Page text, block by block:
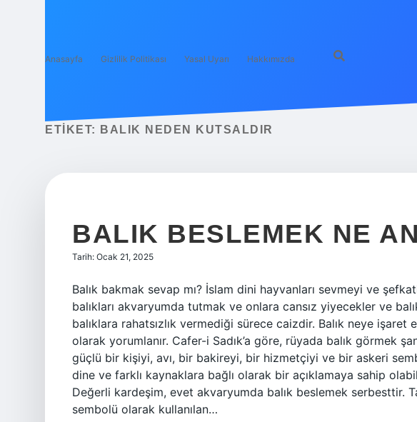
Anasayfa Gizlilik Politikası Yasal Uyarı Hakkımızda
ETIKET: BALIK NEDEN KUTSALDIR
BALIK BESLEMEK NE
Tarih: Ocak 21, 2025
Balık bakmak sevap mı? İslam dini hayvanları sevmeyi ve
balıkları akvaryumda tutmak ve onlara cansız yiyecekler ve
balıklara rahatsızlık vermediği sürece caizdir. Balık neye işaret
olarak yorumlanır. Cafer-i Sadık’a göre, rüyada balık görmek
güçlü bir kişiyi, avı, bir bakireyi, bir hizmetçiyi ve bir askeri
dine ve farklı kaynaklara bağlı olarak bir açıklamaya sahip
Değerli kardeşim, evet akvaryumda balık beslemek serbesttir.
sembolü olarak kullanılan…